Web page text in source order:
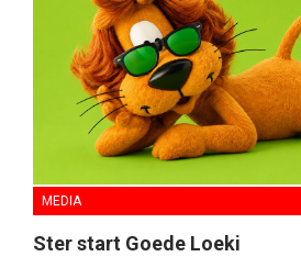
MEDIA
Ster start Goede Loeki